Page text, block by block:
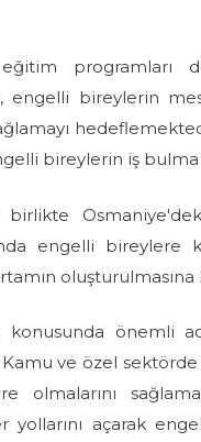
programları
bireylerin
bireylerin iş bulma
birlikte
engelli
oluşturulmasına
konusunda önemli
ve özel
olmalarını
yollarını açarak